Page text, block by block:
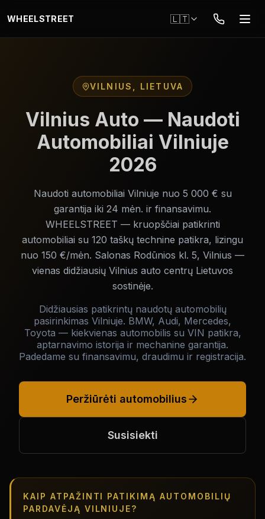
WHEELSTREET 🇱🇹
VILNIUS, LIETUVA
Vilnius Auto — Naudoti
Automobiliai Vilniuje
2026
Naudoti automobiliai Vilniuje nuo 5 000 € su
garantija iki 24 mėn. ir finansavimu.
WHEELSTREET — kruopščiai patikrinti
automobiliai su 120 taškų technine patikra, lizingu
nuo 150 €/mėn. Salonas Rodūnios kl. 5, Vilnius —
vienas didžiausių Vilnius auto centrų Lietuvos
sostinėje.
Didžiausias patikrintų naudotų automobilių
pasirinkimas Vilniuje. BMW, Audi, Mercedes,
Toyota — kiekvienas automobilis su VIN patikra,
aptarnavimo istorija ir mechanine garantija.
Padedame su finansavimu, draudimu ir registracija.
Peržiūrėti automobilius
Susisiekti
KAIP ATPAŽINTI PATIKIMĄ AUTOMOBILIŲ
PARDAVĖJĄ VILNIUJE?